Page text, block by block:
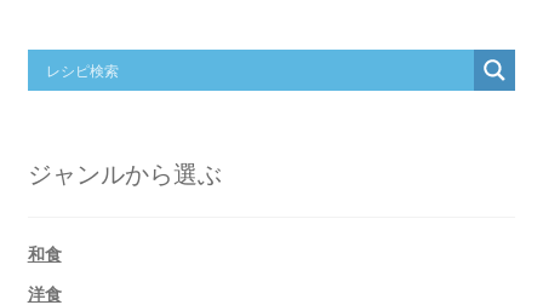
ジャンルから選ぶ
和食
洋食